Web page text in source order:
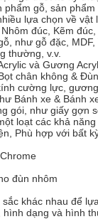
phẩm gỗ, sản
lựa chọn về
đúc, Kẽm đúc,
như gỗ đặc,
thường, v.v.
và Gương
chân không &
cường lực, gương
Bánh xe & Bánh
gói, như giấy gợn
loạt các khả
Phù hợp với bất
đùn nhôm
khác nhau để
dạng và hình